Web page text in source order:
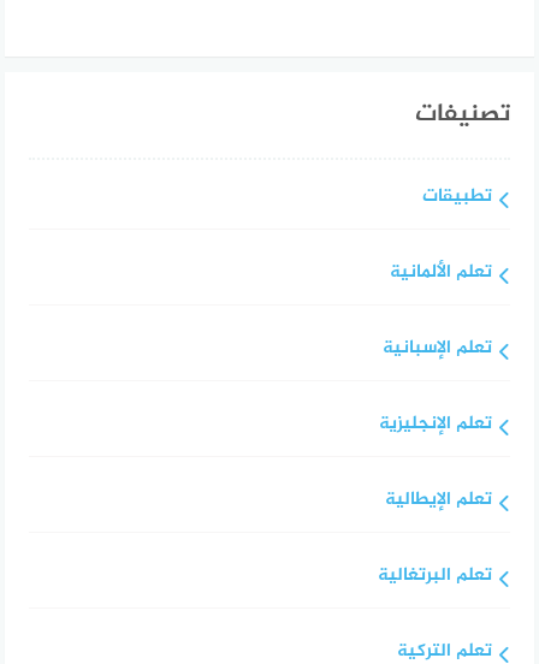
تصنيفات
تطبيقات
تعلم الألمانية
تعلم الإسبانية
تعلم الإنجليزية
تعلم الإيطالية
تعلم البرتغالية
تعلم التركية